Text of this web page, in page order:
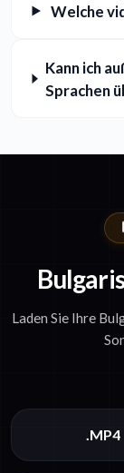
Welche
Kann ich
Sprachen
Laden Sie Ihre
.MP4